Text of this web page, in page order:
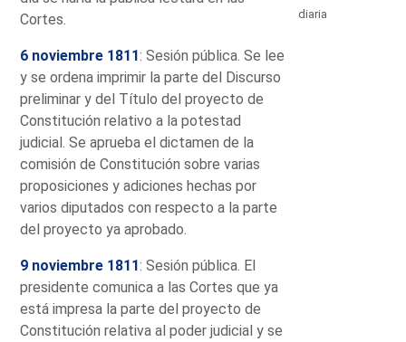
Cortes.
6 noviembre 1811: Sesión pública. Se lee
y se ordena imprimir la parte del Discurso
preliminar y del Título del proyecto de
Constitución relativo a la potestad
judicial. Se aprueba el dictamen de la
comisión de Constitución sobre varias
proposiciones y adiciones hechas por
varios diputados con respecto a la parte
del proyecto ya aprobado.
9 noviembre 1811: Sesión pública. El
presidente comunica a las Cortes que ya
está impresa la parte del proyecto de
Constitución relativa al poder judicial y se
diaria